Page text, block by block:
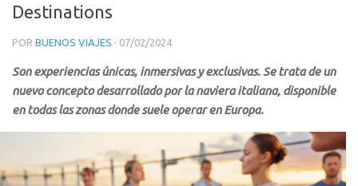
Destinations
POR BUENOS VIAJES · 07/02/2024
Son experiencias únicas, inmersivas y exclusivas. Se trata de un
nuevo concepto desarrollado por la naviera italiana, disponible
en todas las zonas donde suele operar en Europa.